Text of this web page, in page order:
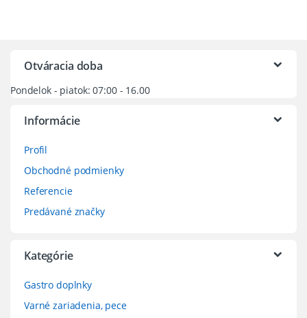
Otváracia doba
Pondelok - piatok: 07:00 - 16.00
Informácie
Profil
Obchodné podmienky
Referencie
Predávané značky
Kategórie
Gastro doplnky
Varné zariadenia, pece